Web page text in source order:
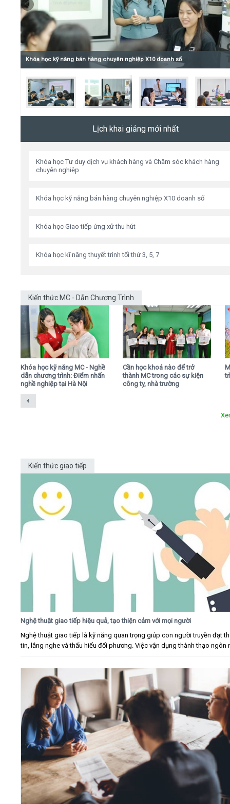
Video
Kiến thức
Tìm kiếm
Khóa học kỹ năng bán hàng chuyên nghiệp X10 doanh số
Lịch khai giảng mới nhất
Khóa học Tư duy dịch vụ khách hàng và Chăm sóc khách hàng
chuyên nghiệp
Khóa học kỹ năng bán hàng chuyên nghiệp X10 doanh số
Khóa học Giao tiếp ứng xử thu hút
Khóa học kĩ năng thuyết trình tối thứ 3, 5, 7
Kiến thức MC - Dẫn Chương Trình
Khóa học kỹ năng MC - Nghề
dẫn chương trình: Điểm nhấn
nghề nghiệp tại Hà Nội
Cần học khoá nào để trở
thành MC trong các sự kiện
công ty, nhà trường
Kiến thức giao tiếp
Nghệ thuật giao tiếp hiệu quả, tạo thiện cảm với mọi người
Nghệ thuật giao tiếp là kỹ năng quan trọng giúp con người truyền đạt
tin, lắng nghe và thấu hiểu đối phương. Việc vận dụng thành thạo ngôn